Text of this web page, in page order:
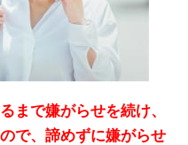
まで嫌がらせを続け、
で、諦めずに嫌がらせ